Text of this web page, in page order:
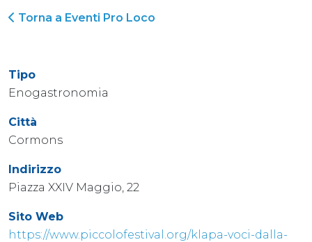
Torna a Eventi Pro Loco
Tipo
Enogastronomia
Città
Cormons
Indirizzo
Piazza XXIV Maggio, 22
Sito Web
https://www.piccolofestival.org/klapa-voci-dalla-